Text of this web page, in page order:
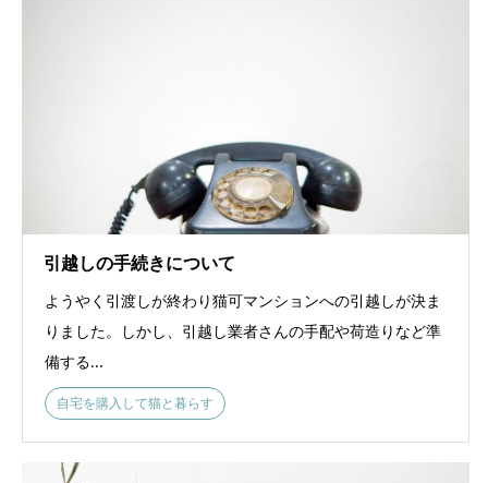
引越しの手続きについて
ようやく引渡しが終わり猫可マンションへの引越しが決ま
りました。しかし、引越し業者さんの手配や荷造りなど準
備する...
自宅を購入して猫と暮らす